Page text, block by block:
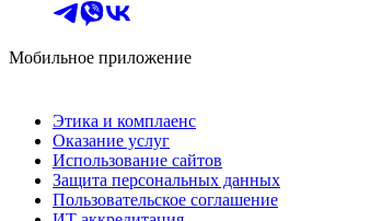
Мобильное приложение
Этика и комплаенс
Оказание услуг
Использование сайтов
Защита персональных данных
Пользовательское соглашение